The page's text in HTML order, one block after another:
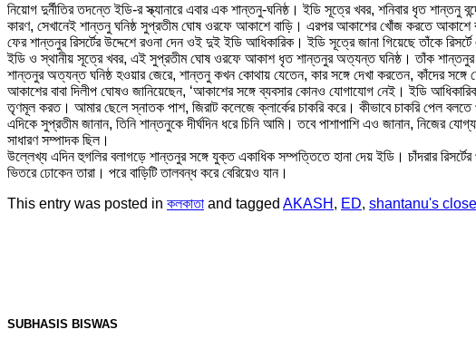
নিয়োগ দুর্নীতির তদন্তে ইডি-র স্ক্যানারে এবার এক শান্তনু-ঘনিষ্ঠ। ইডি সূত্রে খবর, শনিবার ধৃত শান্তনু
কারণ, সেখানেই শান্তনু ঘনিষ্ঠ সুপ্রতীম ঘোষ ওরফে আকাশে বাড়ি। এরপর আকাশের খোঁজ করতে আকাশে
ফের শান্তনুর রিসর্টের উদ্দেশে রওনা দেন ওই দুই ইডি আধিকারিক। ইডি সূত্রে জানা গিয়েছে তাঁকে
ইডি ও স্থানীয় সূত্রে খবর, এই সুপ্রতীম ঘোষ ওরফে আকাশ ধৃত শান্তনুর অত্যন্ত ঘনিষ্ঠ। তাঁক শান্তনুর
শান্তনুর অত্যন্ত ঘনিষ্ঠ হওয়ার জেরে, শান্তনু কখন কোথায় যেতেন, কার সঙ্গে দেখা করতেন, কাঁদের
আকাশের বাবা দিলীপ ঘোষও জানিয়েছেন, ‘আকাশের সঙ্গে ব্যবসার কোনও যোগাযোগ নেই। ইডি
তৃণমূল করত। আমার ছেলে স্নাতক পাশ, জিরাট কলেজে ক্লার্কের চাকরি করে। কীভাবে চাকরি পেল বলতে
এদিকে সুপ্রতীম জানান, তিনি শান্তনুকে দীর্ঘদিন ধরে চিনি আমি। তবে পাশাপাশি এও জানান, নিজের
সাধারণ সম্পাদক ছিল।
উল্লেখ্য এদিন হুগলির বলাগড়ে শান্তনুর সঙ্গে যুক্ত একাধিক সম্পত্তিতে হানা দেয় ইডি। চাঁদরার রিসর্টের
ভিতরে ঢোকেন তারা। পরে বাড়িটি তালবন্ধ করে বেরিয়েও যান।
This entry was posted in কলকাতা and tagged AKASH , ED, shantanu's
SUBHASIS BISWAS